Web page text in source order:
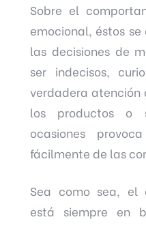
Sobre el
emocional, éstos
las decisiones de
ser indecisos,
verdadera atención
los productos o
ocasiones
fácilmente de las
Sea como sea, el
está siempre en